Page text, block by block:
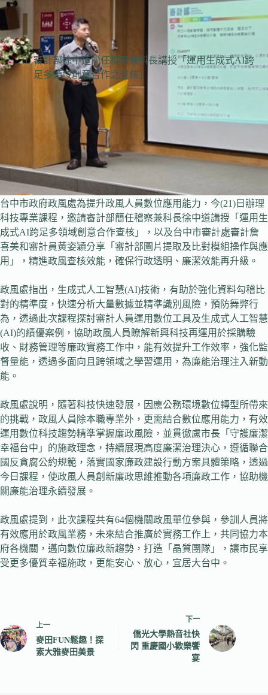
審計部徐中道簡任稽察兼科長講授「運用生成式AI跨
足多領域創意合作之查核」
台中市政府政風處為提升政風人員數位應用能力，今(21)日辦理
科技專業課程，邀請審計部簡任稽察兼科長徐中道講授「運用生
成式AI跨足多領域創意合作查核」，以及台中市審計處審計詹
喜美和審計員黃姿穎分享「審計部圖片提取及比對模組操作與應
用」，精進政風查核效能，確保行政透明、廉潔效能再升級。
政風處指出，生成式人工智慧(AI)技術，有助於強化資料勾稽比
對的精準度，快速分析大量數據並精準識別風險，預防舞弊行
為，透過此次課程探討審計人員運用數位工具及生成式人工智慧
(AI)的績優案例，協助政風人員瞭解新興科技再運用於採購驗
收、財務管理等廉政實務工作中，能有效提升工作效率，強化監
督量能，透過多面向且跨領域之學習運用，為廉能治理注入新動
能。
政風處說明，隨著科技快速發展，因應公務環境數位轉型所帶來
的挑戰，政風人員除本職專業外，更需結合數位應用能力，有效
運用數位科技趨勢精準掌握廉政風險，並貫徹盧市長「守護廉潔
幸福台中」的施政理念，持續展現高度廉潔治理決心，遵循聯合
國反貪腐公約規範，落實國家廉政建設行動方案具體策略，透過
今日課程，使政風人員創新廉政思維推動各項廉政工作，協助機
關廉能治理永續發展。
政風處提到，此次課程共有64個機關政風單位參與，參訓人員將
有效應用於政風業務，未來結合推廣於實務工作上，共同協力本
府各機關，邁向數位廉政新趨勢，打造「晶質團隊」，讓市民享
受更多優質幸福施政，更能安心、放心，宜居大台中。
上一
麥田FUN鬆趣！探
索大雅麥田美景
下一
僑光大學熱音社快
閃 重慶國小歡樂饗
宴